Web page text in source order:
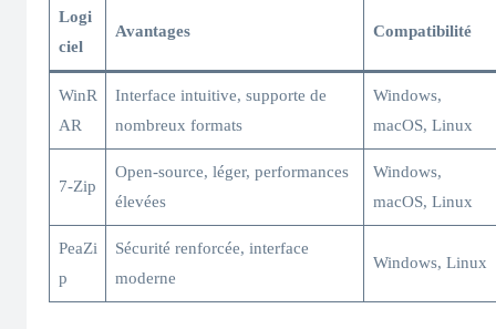
Logi
ciel
Avantages Compatibilité
WinR
AR
Interface intuitive, supporte de
nombreux formats
Windows,
macOS, Linux
7-Zip
Open-source, léger, performances
élevées
Windows,
macOS, Linux
PeaZi
p
Sécurité renforcée, interface
moderne
Windows, Linux